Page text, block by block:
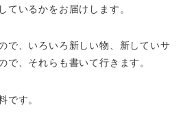
ているかをお届けします。
で、いろいろ新しい物、 新していサ
で、それらも書いて行きます。
です。